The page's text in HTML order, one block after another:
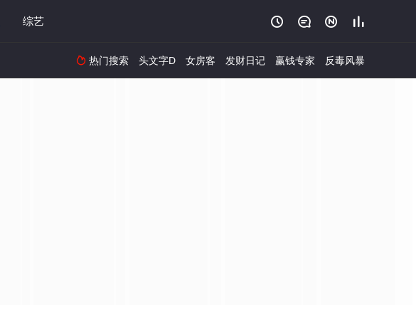
综艺    
 热门搜索 头文字D 女房客 发财日记 赢钱专家 反毒风暴